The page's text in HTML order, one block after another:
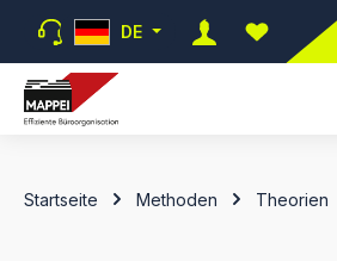
Zum Hauptinhalt springen
DE
Du hast
Startseite Methoden Theorien